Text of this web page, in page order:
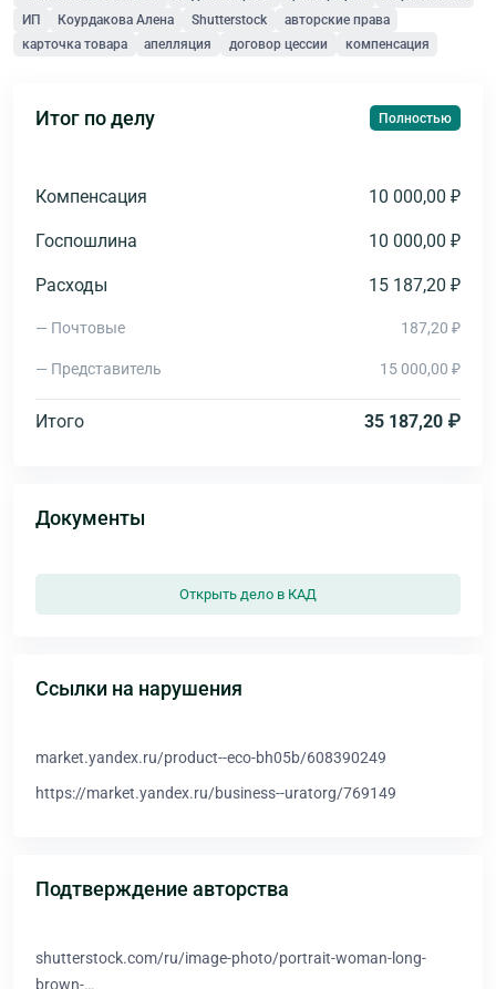
ИП
Коурдакова Алена Shutterstock
авторские права
карточка товара
апелляция договор цессии компенсация
Итог по делу Полностью
Компенсация 10 000,00 ₽
Госпошлина 10 000,00 ₽
Расходы 15 187,20 ₽
— Почтовые 187,20 ₽
— Представитель 15 000,00 ₽
Итого 35 187,20 ₽
Документы
Открыть дело в КАД
Ссылки на нарушения
market.yandex.ru/product--eco-bh05b/608390249
https://market.yandex.ru/business--uratorg/769149
Подтверждение авторства
shutterstock.com/ru/image-photo/portrait-woman-long-
brown-…